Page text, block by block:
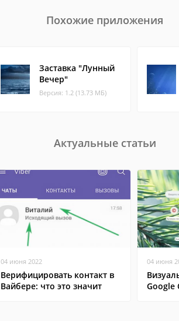
Похожие приложения
Заставка "Лунный
Вечер"
Версия: 1.2 (13.73 МБ)
Актуальные статьи
04 июня 2022
Верифицировать контакт в
Вайбере: что это значит
04 июня
Google